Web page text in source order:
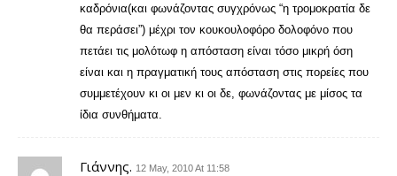
καδρόνια(και φωνάζοντας συγχρόνως “η τρομοκρατία δε
θα περάσει”) μέχρι τον κουκουλοφόρο δολοφόνο που
πετάει τις μολότωφ η απόσταση είναι τόσο μικρή όση
είναι και η πραγματική τους απόσταση στις πορείες που
συμμετέχουν κι οι μεν κι οι δε, φωνάζοντας με μίσος τα
ίδια συνθήματα.
Γιάννης. 12 May, 2010 At 11:58